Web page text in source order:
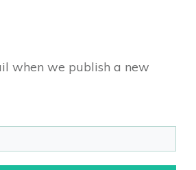
when we publish a new